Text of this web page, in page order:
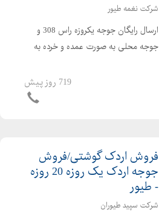
شرکت نغمه طیور
ارسال رایگان جوجه یکروزه راس 308 و
جوجه محلی به صورت عمده و خرده به
کیفیت فروش مرغ بومی یک روزه به
صورت عمده و خرده بهترین قیمت جوجه
719 روز پیش
فروش اردک گوشتی/فروش
جوجه اردک یک روزه 20 روزه
- طیور
شرکت سپید طیوران